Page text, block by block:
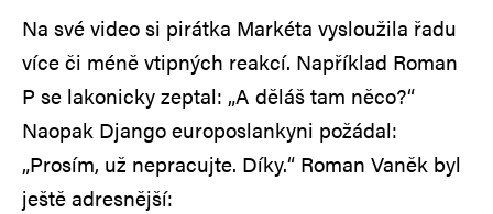
Na své video si pirátka Markéta vysloužila řadu
více či méně vtipných reakcí. Například Roman
P se lakonicky zeptal: „A děláš tam něco?“
Naopak Django europoslankyni požádal:
„Prosím, už nepracujte. Díky.“ Roman Vaněk byl
ještě adresnější: